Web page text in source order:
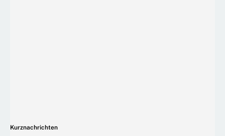
Kurznachrichten